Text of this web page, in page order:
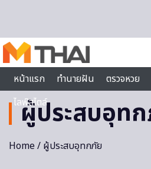
หน้าแรก
ทำนายฝัน ตรวจหวย
ไลฟ์สไตล์
ผู้ประสบอุท
Home/ ผู้ประสบอุทกภัย